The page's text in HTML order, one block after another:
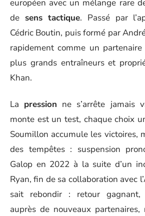
européen avec un mélange rare
de sens tactique. Passé par
Cédric Boutin, puis formé par
rapidement comme un
plus grands entraîneurs et
Khan.
La pression ne s’arrête jamais
monte est un test, chaque choix
Soumillon accumule les victoires,
des tempêtes : suspension
Galop en 2022 à la suite d’un
Ryan, fin de sa collaboration avec
sait rebondir : retour gagnant,
auprès de nouveaux partenaires,